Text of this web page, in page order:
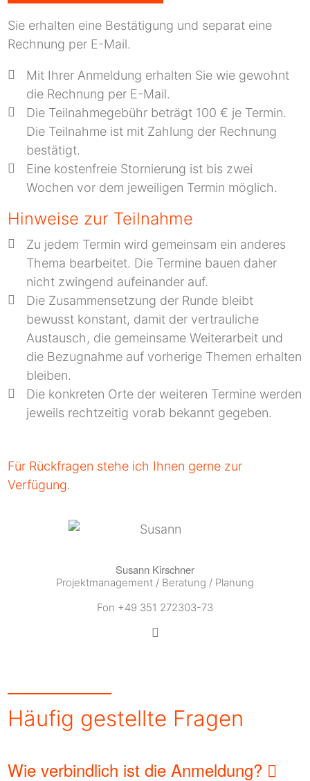
Sie erhalten eine Bestätigung und separat eine
Rechnung per E-Mail.
Mit Ihrer Anmeldung erhalten Sie wie gewohnt
die Rechnung per E-Mail.
Die Teilnahmegebühr beträgt 100 € je Termin.
Die Teilnahme ist mit Zahlung der Rechnung
bestätigt.
Eine kostenfreie Stornierung ist bis zwei
Wochen vor dem jeweiligen Termin möglich.
Hinweise zur Teilnahme
Zu jedem Termin wird gemeinsam ein anderes
Thema bearbeitet. Die Termine bauen daher
nicht zwingend aufeinander auf.
Die Zusammensetzung der Runde bleibt
bewusst konstant, damit der vertrauliche
Austausch, die gemeinsame Weiterarbeit und
die Bezugnahme auf vorherige Themen erhalten
bleiben.
Die konkreten Orte der weiteren Termine werden
jeweils rechtzeitig vorab bekannt gegeben.
Für Rückfragen stehe ich Ihnen gerne zur
Verfügung.
Susann Kirschner
Projektmanagement / Beratung / Planung
Fon +49 351 272303-73
Häufig gestellte Fragen
Wie verbindlich ist die Anmeldung?